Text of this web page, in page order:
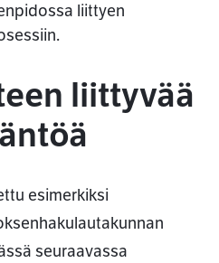
liittyen
liittyvää
esimerkiksi
seuraavassa